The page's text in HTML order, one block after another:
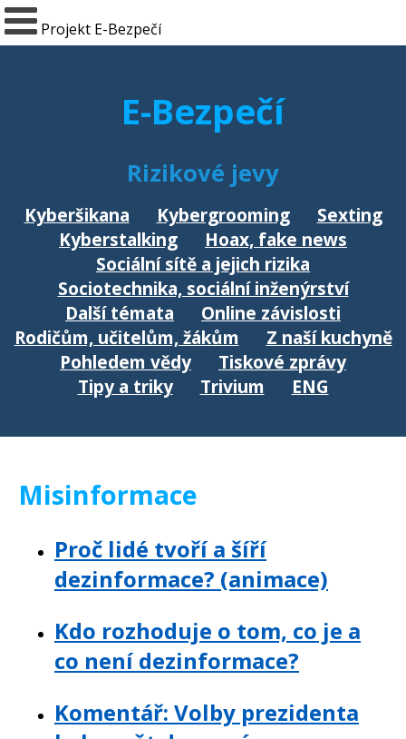
Projekt E-Bezpečí
E-Bezpečí
Rizikové jevy
Kyberšikana Kybergrooming
Sexting
Kyberstalking
Hoax, fake news
Sociální sítě a jejich rizika
Sociotechnika, sociální inženýrství
Další témata
Online závislosti
Rodičům, učitelům, žákům
Z naší kuchyně
Pohledem vědy
Tiskové zprávy
Tipy a triky
Trivium ENG
Misinformace
Proč lidé tvoří a šíří
dezinformace? (animace)
Kdo rozhoduje o tom, co je a
co není dezinformace?
Komentář: Volby prezidenta